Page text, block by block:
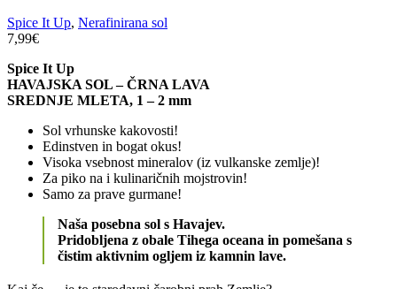
Spice It Up, Nerafinirana sol
7,99€
Spice It Up
HAVAJSKA SOL – ČRNA LAVA
SREDNJE MLETA, 1 – 2 mm
Sol vrhunske kakovosti!
Edinstven in bogat okus!
Visoka vsebnost mineralov (iz vulkanske zemlje)!
Za piko na i kulinaričnih mojstrovin!
Samo za prave gurmane!
Naša posebna sol s Havajev.
Pridobljena z obale Tihega oceana in pomešana s
čistim aktivnim ogljem iz kamnin lave.